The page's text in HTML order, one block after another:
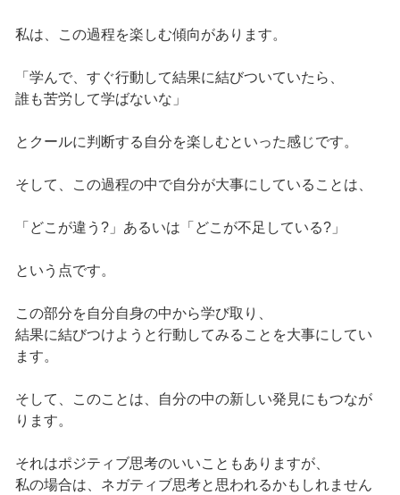
私は、この過程を楽しむ傾向があります。
「学んで、すぐ行動して結果に結びついていたら、
誰も苦労して学ばないな」
とクールに判断する自分を楽しむといった感じです。
そして、この過程の中で自分が大事にしていることは、
「どこが違う?」あるいは「どこが不足している?」
という点です。
この部分を自分自身の中から学び取り、
結果に結びつけようと行動してみることを大事にしてい
ます。
そして、このことは、自分の中の新しい発見にもつなが
ります。
それはポジティブ思考のいいこともありますが、
私の場合は、ネガティブ思考と思われるかもしれません